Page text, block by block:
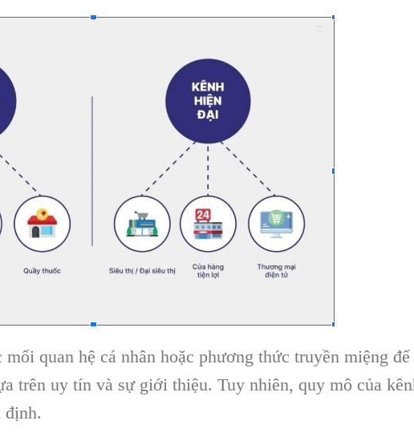
quan hệ cá nhân hoặc phương thức truyền miệng để
trên uy tín và sự giới thiệu. Tuy nhiên, quy mô của
định.